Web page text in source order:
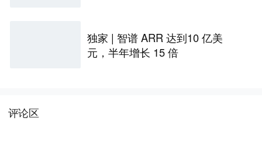
独家 | 智谱 ARR 达到10 亿美
元，半年增长 15 倍
评论区